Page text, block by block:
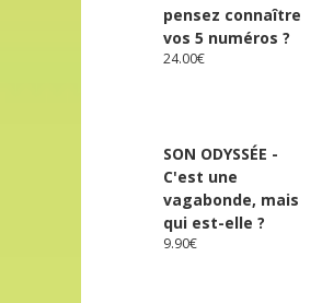
pensez connaître
vos 5 numéros ?
24.00€
SON ODYSSÉE -
C'est une
vagabonde, mais
qui est-elle ?
9.90€